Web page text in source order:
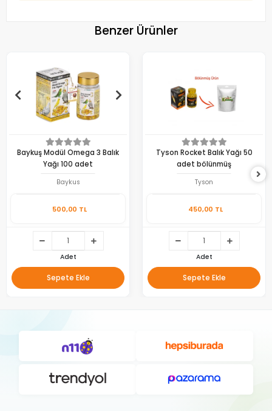
Benzer Ürünler
Baykuş Modül Omega 3 Balık
Yağı 100 adet
Baykus
500,00 TL
Adet
Sepete Ekle
Tyson Rocket Balık Yağı 50
adet bölünmüş
Tyson
450,00 TL
Adet
Sepete Ekle